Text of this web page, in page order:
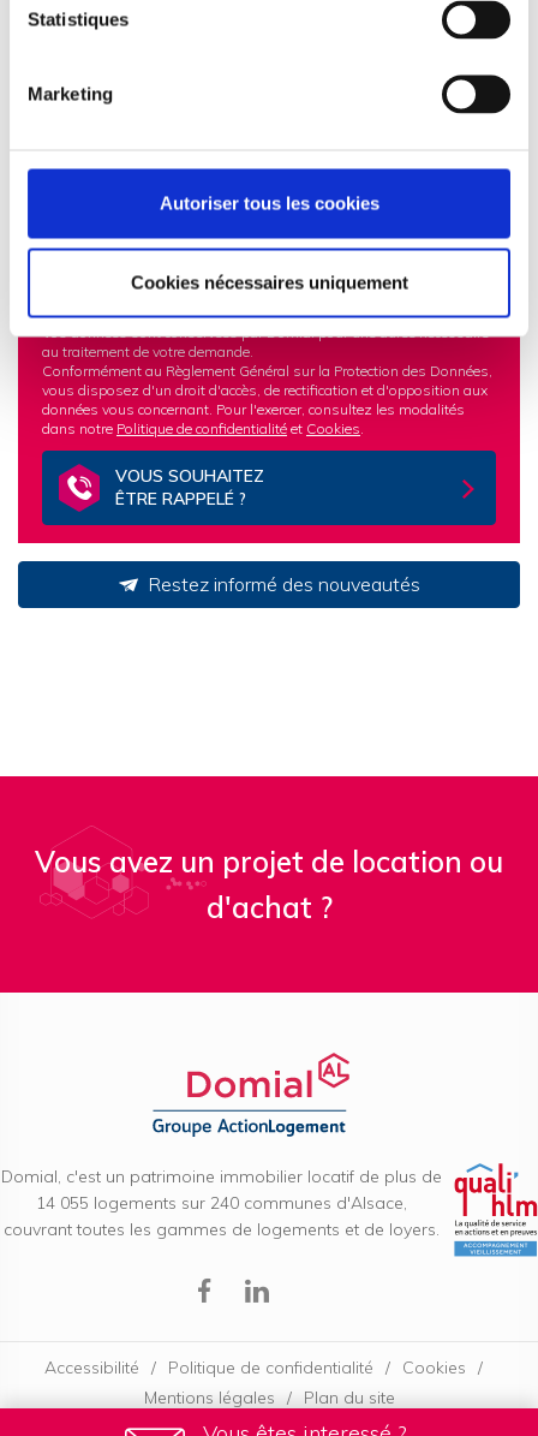
Statistiques
Marketing
Autoriser tous les cookies
Cookies nécessaires uniquement
Les informations recueillies à partir de ce formulaire sont transmises
aux équipes administratives de Domial dans le but d'apporter une
réponse à votre demande de logements à louer. Vos données
personnelles ne sont en aucun cas cédées ou vendues à des tiers.
Vos données sont conservées par Domial pour une durée nécessaire
au traitement de votre demande.
Conformément au Règlement Général sur la Protection des Données,
vous disposez d'un droit d'accès, de rectification et d'opposition aux
données vous concernant. Pour l'exercer, consultez les modalités
dans notre Politique de confidentialité et Cookies.
VOUS SOUHAITEZ
ÊTRE RAPPELÉ ?
Restez informé des nouveautés
Vous avez un projet de location ou
d'achat ?
Domial, c'est un patrimoine immobilier locatif de plus de
14 055 logements sur 240 communes d'Alsace,
couvrant toutes les gammes de logements et de loyers.
Accessibilité Politique de confidentialité
Cookies
Mentions légales
Plan du site